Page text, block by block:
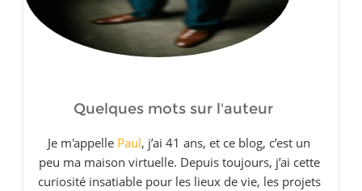
Quelques mots sur l'auteur
Je m'appelle Paul, j’ai 41 ans, et ce blog, c’est un
peu ma maison virtuelle. Depuis toujours, j’ai cette
curiosité insatiable pour les lieux de vie, les projets